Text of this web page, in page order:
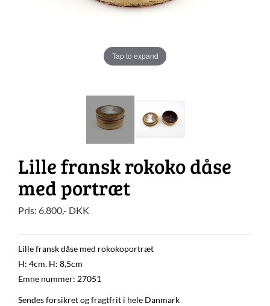
Tap to expand
Lille fransk rokoko dåse
med portræt
Pris: 6.800,- DKK
Lille fransk dåse med rokokoportræt
H: 4cm. H: 8,5cm
Emne nummer: 27051
Sendes forsikret og fragtfrit i hele Danmark